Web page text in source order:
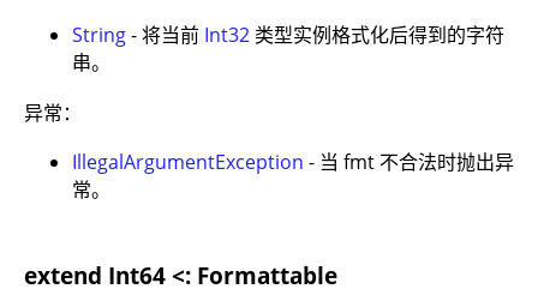
String- 将当前 Int32 类型实例格式化后得到的字符
串。
异常：
IllegalArgumentException - 当 fmt 不合法时抛出异
常。
extend Int64 <: Formattable